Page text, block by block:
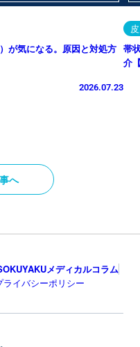
が気になる。原因と対処方
2026.07.23
帯
介
へ
メディカルコラム
ライバシーポリシー